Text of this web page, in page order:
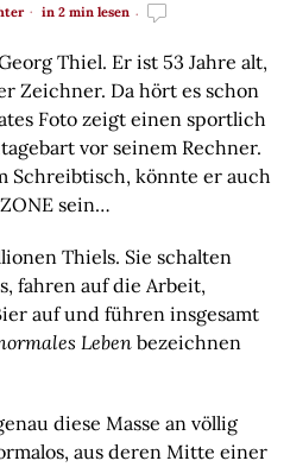
in 2 min lesen
Thiel. Er ist 53 Jahre alt,
Zeichner. Da hört es schon
Foto zeigt einen sportlich
vor seinem Rechner.
Schreibtisch, könnte er auch
sein…
Thiels. Sie schalten
fahren auf die Arbeit,
auf und führen insgesamt
Leben bezeichnen
diese Masse an völlig
aus deren Mitte einer